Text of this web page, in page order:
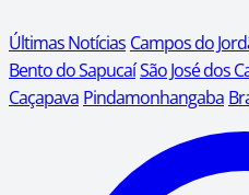
Últimas Notícias Campos do
Bento do SapucaíSão José dos
Caçapava Pindamonhangaba